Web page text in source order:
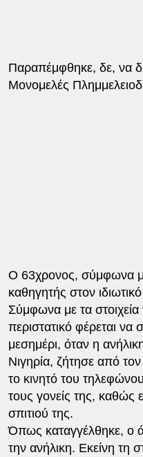
Παραπέμφθηκε, δε, να
Μονομελές
Ο 63χρονος, σύμφωνα
καθηγητής στον
Σύμφωνα με τα στοιχεία
περιστατικό φέρεται να
μεσημέρι, όταν η
Νιγηρία, ζήτησε από
το κινητό του
τους γονείς της, καθώς
σπιτιού της.
Όπως καταγγέλθηκε, ο
την ανήλικη. Εκείνη τη